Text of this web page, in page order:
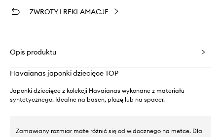
ZWROTY I REKLAMACJE
Opis produktu
Havaianas japonki dziecięce TOP
Japonki dziecięce z kolekcji Havaianas wykonane z materiału
syntetycznego. Idealne na basen, plażę lub na spacer.
Zamawiany rozmiar może różnić się od widocznego na metce. Dla